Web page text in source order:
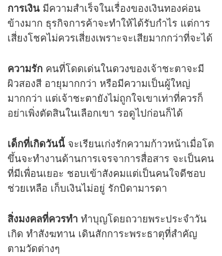
การเงิน มีความสำเร็จในเรื่องของเงินทองค่อน
ข้างมาก ธุรกิจการค้าจะทำให้ได้รับกำไร แต่การ
เสี่ยงโชคไม่ควรเสี่ยงเพราะจะเสียมากกว่าที่จะได้
ความรัก คนที่โดดเด่นในดวงของเจ้าชะตาจะมี
ผิวสองสี อายุมากกว่า หรือมีความเป็นผู้ใหญ่
มากกว่า แต่เจ้าชะตายังไม่ถูกใจเขาเท่าที่ควรก็
อย่าเพิ่งตัดสินในเลือกเขา รอดูไปก่อนก็ได้
เด็กที่เกิดวันนี้ จะเรียนเก่งรักความก้าวหน้าเมื่อโต
ขึ้นจะทำงานด้านการเจรจาการสื่อสาร จะเป็นคน
ที่มีเพื่อนเยอะ ชอบเข้าสังคมแต่เป็นคนใจดีชอบ
ช่วยเหลือ เก็บเงินไม่อยู่ รักบิดามารดา
สิ่งมงคลที่ควรทำ ทำบุญโดยถวายพระประจำวัน
เกิด ทำสังฆทาน เดินสักการะพระธาตุที่สำคัญ
ตามวัดต่างๆ